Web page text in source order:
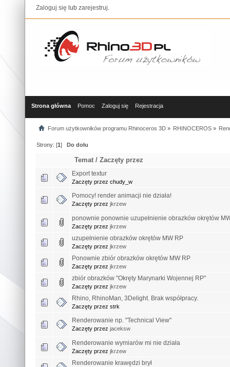
Zaloguj się lub zarejestruj.
Strona główna Pomoc Zaloguj się Rejestracja
Forum użytkowników programu Rhinoceros 3D» RHINOCEROS»
Strony: [1]Do dołu
Temat /Zaczęty przez
Export textur
Zaczęty przez chudy_w
Pomocy! render animacji nie działa!
Zaczęty przez jkrzew
ponownie ponownie uzupełnienie obrazków okrętów
Zaczęty przez jkrzew
uzupełnienie obrazków okrętów MW RP
Zaczęty przez jkrzew
Ponownie zbiór obrazków okrętów MW RP
Zaczęty przez jkrzew
zbiór obrazków "Okręty Marynarki Wojennej RP"
Zaczęty przez jkrzew
Rhino, RhinoMan, 3Delight. Brak współpracy.
Zaczęty przez strk
Renderowanie np. "Technical View"
Zaczęty przez jaceksw
Renderowanie wymiarów mi nie działa
Zaczęty przez jkrzew
Renderowanie krawędzi brył